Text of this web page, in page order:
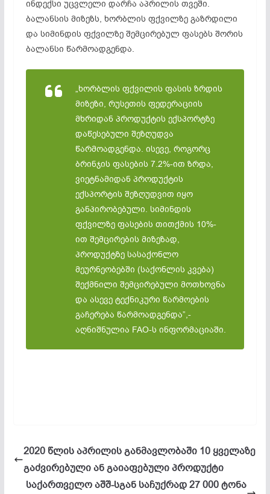
ინდექსი უცვლელი დარჩა აპრილის თვეში.
ბალანსის მიზეზს, ხორბლის ფქვილზე გაზრდილი
და სიმინდის ფქვილზე შემცირებულ ფასებს შორის
ბალანსი წარმოადგენდა.
„ხორბლის ფქვილის ფასის ზრდის
მიზეზი, რუსეთის ფედერაციის
მხრიდან პროდუქტის ექსპორტზე
დაწესებული შეზღუდვა
წარმოადგენდა. ისევე, როგორც
ბრინჯის ფასების 7.2%-ით ზრდა,
ვიეტნამიდან პროდუქტის
ექსპორტის შეზღუდვით იყო
განპირობებული. სიმინდის
ფქვილზე ფასების თითქმის 10%-
ით შემცირების მიზეზად,
პროდუქტზე სასაქონლო
მეურნეობებში (საქონლის კვება)
შექმნილი შემცირებული მოთხოვნა
და ასევე ტექნიკური წარმოების
გაჩერება წარმოადგენდა”,-
აღნიშნულია FAO-ს ინფორმაციაში.
2020 წლის აპრილის განმავლობაში 10 ყველაზე
გაძვირებული ან გაიაფებული პროდუქტი
საქართველო აშშ-სგან საჩუქრად 27 000 ტონა